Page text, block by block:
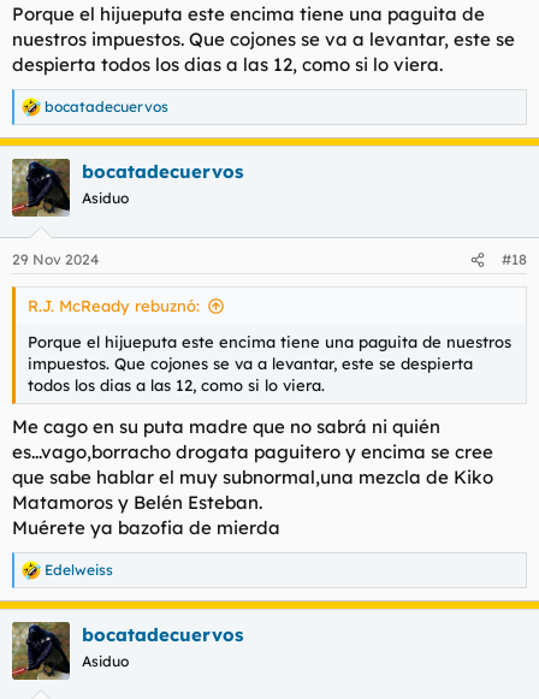
Porque el hijueputa este encima tiene una paguita de
nuestros impuestos. Que cojones se va a levantar, este se
despierta todos los dias a las 12, como si lo viera.
R
e
a
c
c
i
e
s
bocatadecuervos
bocatadecuervos
Asiduo
29 Nov 2024 #18
R.J. McReady rebuznó:
Porque el hijueputa este encima tiene una paguita de nuestros
impuestos. Que cojones se va a levantar, este se despierta
todos los dias a las 12, como si lo viera.
Me cago en su puta madre que no sabrá ni quién
es...vago,borracho drogata paguitero y encima se cree
que sabe hablar el muy subnormal,una mezcla de Kiko
Matamoros y Belén Esteban.
Muérete ya bazofia de mierda
R
e
a
c
c
i
Edelweiss
bocatadecuervos
Asiduo